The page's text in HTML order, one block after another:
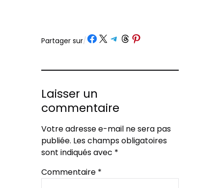
Partager sur/ Partager sur Facebook
Partager sur X Partager sur Telegram
Partager sur Threads
Partager sur Pinterest
Laisser un
commentaire
Votre adresse e-mail ne sera pas
publiée. Les champs obligatoires
sont indiqués avec *
Commentaire *